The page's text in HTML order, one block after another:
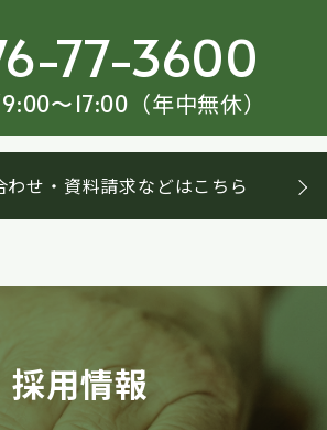
77-3600
9:00〜17:00 （年中無休）
わせ・資料請求などはこちら
採用情報